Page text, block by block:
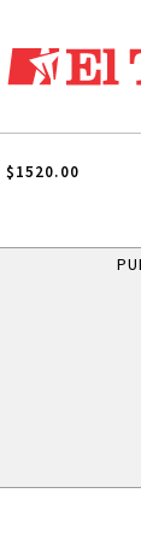
FIESTAS
$1520.00